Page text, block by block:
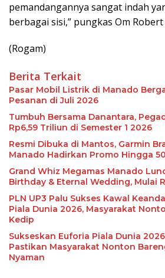
pemandangannya sangat indah
berbagai sisi,” pungkas Om
(Rogam)
Berita Terkait
Pasar Mobil Listrik di Manado
Pesanan di Juli 2026
Tumbuh Bersama Danantara,
Rp6,59 Triliun di Semester 1 2026
Resmi Dibuka di Mantos, Garmin
Manado Hadirkan Promo Hingga
Grand Whiz Megamas Manado
Birthday & Eternal Wedding, Mulai
PLN UP3 Palu Sukses Kawal
Piala Dunia 2026, Masyarakat
Kedip
Sukseskan Euforia Piala Dunia
Pastikan Masyarakat Nonton
Nyaman